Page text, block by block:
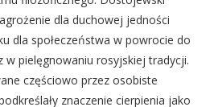
dla duchowej jedności
dla społeczeństwa w powrocie do
w pielęgnowaniu rosyjskiej tradycji.
częściowo przez osobiste
znaczenie cierpienia jako